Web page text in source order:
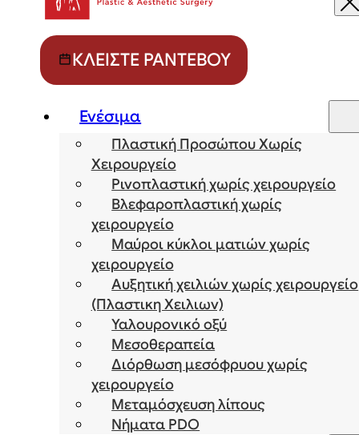
ΚΛΕΊΣΤΕ ΡΑΝΤΕΒΟΎ
Ενέσιμα
Πλαστική Προσώπου Χωρίς
Χειρουργείο
Ρινοπλαστική χωρίς χειρουργείο
Βλεφαροπλαστική χωρίς
χειρουργείο
Μαύροι κύκλοι ματιών χωρίς
χειρουργείο
Αυξητική χειλιών χωρίς χειρουργείο
(Πλαστικη Χειλιων)
Υαλουρονικό οξύ
Μεσοθεραπεία
Διόρθωση μεσόφρυου χωρίς
χειρουργείο
Μεταμόσχευση λίπους
Νήματα PDO